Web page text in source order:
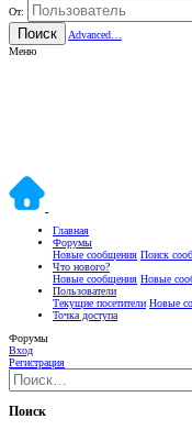
От:
Поиск
Advanced…
Меню
Главная
Форумы
Новые сообщения Поиск
Что нового?
Новые сообщения Новые
Пользователи
Текущие посетители Новые
Точка доступа
Форумы
Вход
Регистрация
Поиск